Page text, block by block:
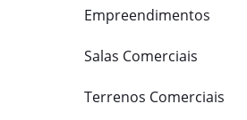
Empreendimentos
Salas Comerciais
Terrenos Comerciais